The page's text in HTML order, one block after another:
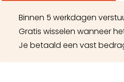
Binnen 5 werkdagen
Gratis wisselen wanneer
Je betaald een vast